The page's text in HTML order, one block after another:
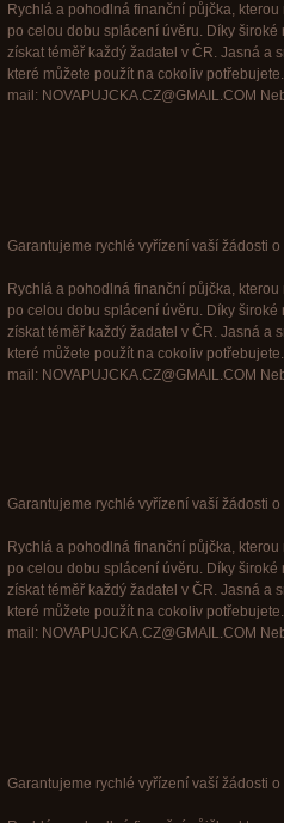
Rychlá a pohodlná finanční půjčka,
po celou dobu splácení úvěru. Díky
získat téměř každý žadatel v ČR. Jasná a
které můžete použít na cokoliv
mail: NOVAPUJCKA.CZ@GMAIL.COM
Garantujeme rychlé vyřízení vaší žádosti o
Rychlá a pohodlná finanční půjčka,
po celou dobu splácení úvěru. Díky
získat téměř každý žadatel v ČR. Jasná a
které můžete použít na cokoliv
mail: NOVAPUJCKA.CZ@GMAIL.COM
Garantujeme rychlé vyřízení vaší žádosti o
Rychlá a pohodlná finanční půjčka,
po celou dobu splácení úvěru. Díky
získat téměř každý žadatel v ČR. Jasná a
které můžete použít na cokoliv
mail: NOVAPUJCKA.CZ@GMAIL.COM
Garantujeme rychlé vyřízení vaší žádosti o